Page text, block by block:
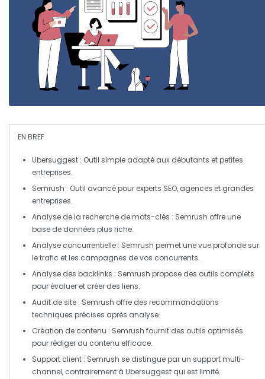
EN BREF
Ubersuggest : Outil simple adapté aux débutants etpetites
entreprises.
Semrush : Outil avancé pour experts SEO, agences et grandes
entreprises.
Analyse de la recherche de mots-clés : Semrush offre une
base de données plus riche.
Analyse concurrentielle : Semrush permet une vue profonde sur
le trafic et les campagnes de vos concurrents.
Analyse des backlinks : Semrush propose des outils complets
pour évaluer et créer des liens.
Audit de site : Semrush offre des recommandations
techniques précises après analyse.
Création de contenu : Semrush fournit des outils optimisés
pour rédiger du contenu efficace.
Support client : Semrush se distingue par un support multi-
channel, contrairement à Ubersuggest qui est limité.